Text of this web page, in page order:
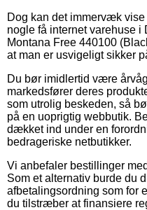
Dog kan det immervæk
nogle få internet varehuse i
Montana Free 440100
at man er usvigeligt sikker
Du bør imidlertid være
markedsfører deres
som utrolig beskeden, så
på en uoprigtig webbutik.
dækket ind under en
bedrageriske netbutikker.
Vi anbefaler bestillinger
Som et alternativ burde du
afbetalingsordning som for
du tilstræber at finansiere